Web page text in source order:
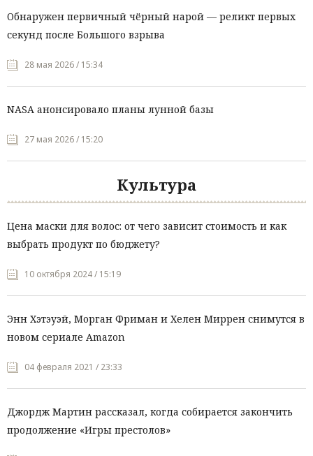
Обнаружен первичный чёрный нарой — реликт первых
секунд после Большого взрыва
28 мая 2026 / 15:34
NASA анонсировало планы лунной базы
27 мая 2026 / 15:20
Культура
Цена маски для волос: от чего зависит стоимость и как
выбрать продукт по бюджету?
10 октября 2024 / 15:19
Энн Хэтэуэй, Морган Фриман и Хелен Миррен снимутся в
новом сериале Amazon
04 февраля 2021 / 23:33
Джордж Мартин рассказал, когда собирается закончить
продолжение «Игры престолов»